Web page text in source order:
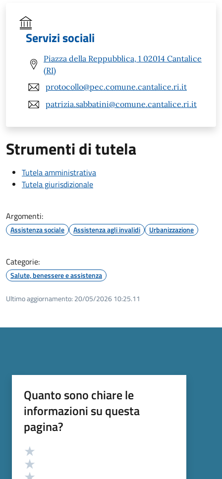
Servizi sociali
Piazza della Reppubblica, 1 02014 Cantalice
(RI)
protocollo@pec.comune.cantalice.ri.it
patrizia.sabbatini@comune.cantalice.ri.it
Strumenti di tutela
Tutela amministrativa
Tutela giurisdizionale
Argomenti:
Assistenza sociale Assistenza agli invalidi Urbanizzazione
Categorie:
Salute, benessere e assistenza
Ultimo aggiornamento: 20/05/2026 10:25.11
Quanto sono chiare le
informazioni su questa
pagina?
Valutazione